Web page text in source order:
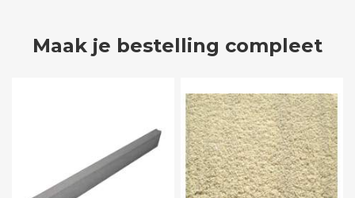
Maak je bestelling compleet